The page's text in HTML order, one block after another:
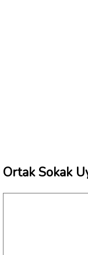
Ortak Sokak